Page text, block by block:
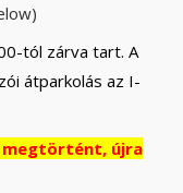
tól zárva tart. A
átparkolás az I-
megtörtént, újra